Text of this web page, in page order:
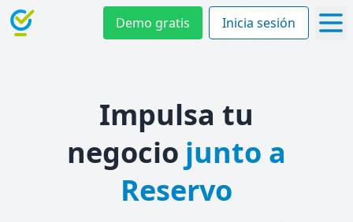
Demo gratis Inicia sesión
Impulsa tu
negocio junto a
Reservo